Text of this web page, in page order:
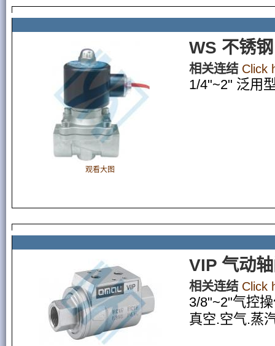
观看大图
WS 不锈
相关连结 Click
1/4"~2" 泛用
VIP 气动
相关连结 Click
3/8"~2"气控
真空.空气.蒸